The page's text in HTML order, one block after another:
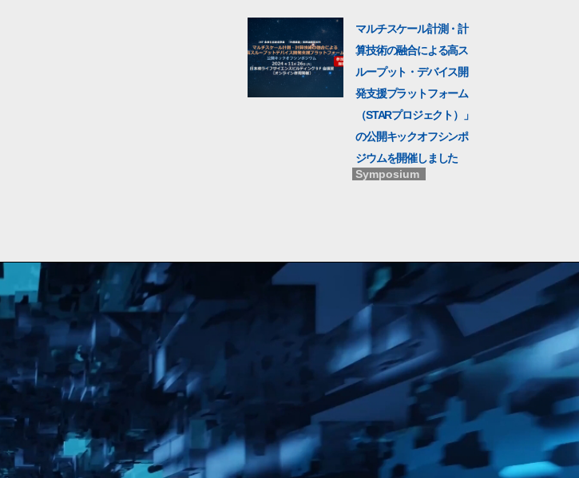
マルチスケール計測・計
算技術の融合による高ス
ループット・デバイス開
発支援プラットフォーム
（STARプロジェクト）」
の公開キックオフシンポ
ジウムを開催しました
Symposium